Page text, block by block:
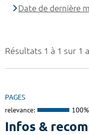
Résultats 1 à 1 sur 1
PAGES
relevance: 100%
Infos &
Date de dernière